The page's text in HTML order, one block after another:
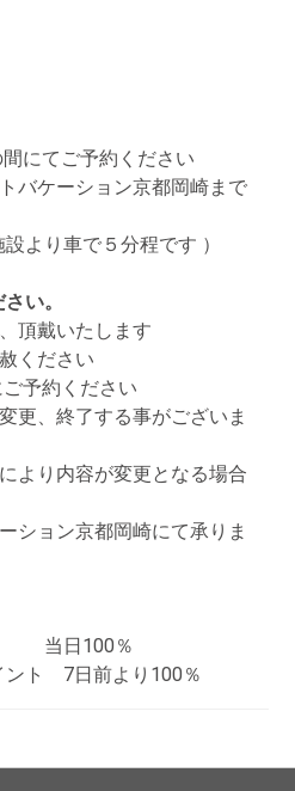
にてご予約ください
バケーション京都岡崎まで
より車で５分程です ）
い。
頂戴いたします
ください
予約ください
更、終了する事がございま
より内容が変更となる場合
ション京都岡崎にて承りま
当日100％
ト 7日前より100％